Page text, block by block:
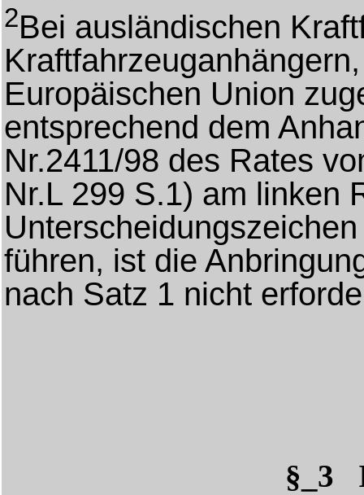
2Bei ausländischen
Europäischen Union
entsprechend dem
Nr.2411/98 des Rates
Nr.L 299 S.1) am linken
führen, ist die
nach Satz 1 nicht
§_3